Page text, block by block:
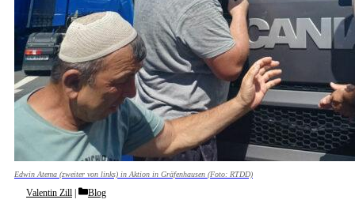
Edwin Atema (zweiter von links) in Aktion in Gräfenhausen (Foto: RTDD)
Valentin Zill Categories
Blog